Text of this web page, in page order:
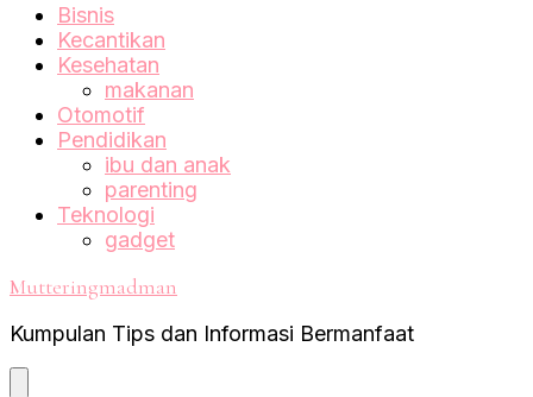
Bisnis
Kecantikan
Kesehatan
makanan
Otomotif
Pendidikan
ibu dan anak
parenting
Teknologi
gadget
Mutteringmadman
Kumpulan Tips dan Informasi Bermanfaat